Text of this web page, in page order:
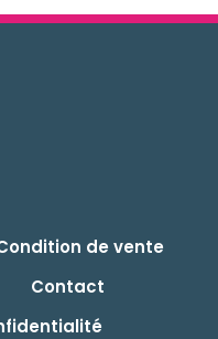
de vente
Contact